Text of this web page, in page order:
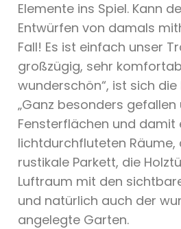
Elemente ins Spiel. Kann
Entwürfen von damals
Fall! Es ist einfach unser
großzügig, sehr
wunderschön“, ist sich die
„Ganz besonders
Fensterflächen und damit
lichtdurchfluteten
rustikale Parkett, die
Luftraum mit den
und natürlich auch der
angelegte Garten.